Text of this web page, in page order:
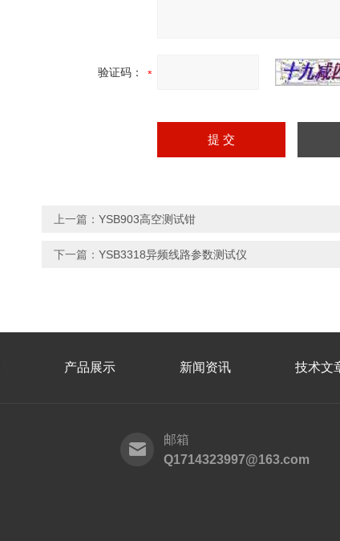
验证码：
上一篇： YSB903高空测试钳
下一篇： YSB3318异频线路参数测试仪
产品展示 新闻资讯 技术文
邮箱
Q1714323997@163.com